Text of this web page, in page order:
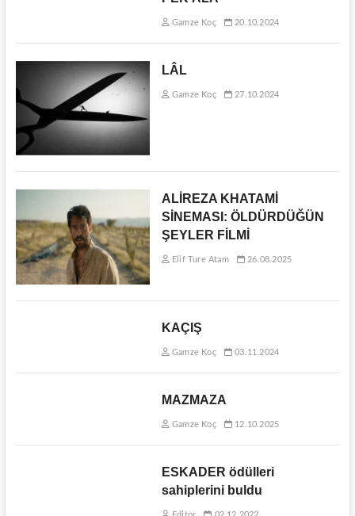
Gamze Koç 20.10.2024
LÂL
Gamze Koç 27.10.2024
ALİREZA KHATAMİ
SİNEMASI: ÖLDÜRDÜĞÜN
ŞEYLER FİLMİ
Elif Ture Atam 26.08.2025
KAÇIŞ
Gamze Koç 03.11.2024
MAZMAZA
Gamze Koç 12.10.2025
ESKADER ödülleri
sahiplerini buldu